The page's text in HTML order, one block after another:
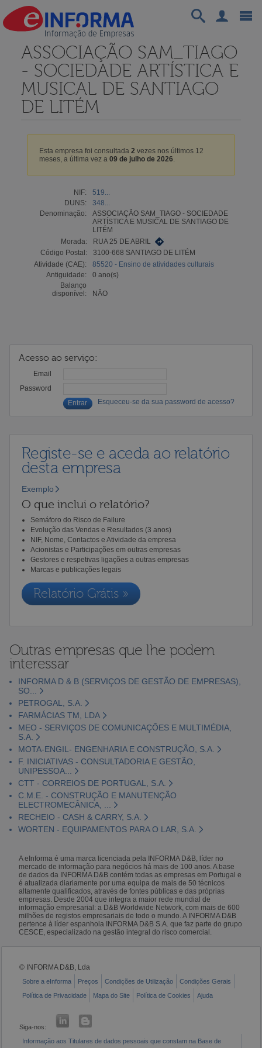
ASSOCIAÇÃO SAM_TIAGO
- SOCIEDADE ARTÍSTICA E
MUSICAL DE SANTIAGO
DE LITÉM
Esta empresa foi consultada 2 vezes nos últimos 12
meses, a última vez a 09 de julho de 2026.
NIF:
519...
DUNS:
348...
Denominação:
ASSOCIAÇÃO SAM_TIAGO - SOCIEDADE
ARTÍSTICA E MUSICAL DE SANTIAGO DE
LITÉM
Morada:
RUA 25 DE ABRIL
Código Postal:
3100-668 SANTIAGO DE LITÉM
Atividade (CAE):
85520 - Ensino de atividades culturais
Antiguidade:
0 ano(s)
Balanço
disponível:
NÃO
Acesso ao serviço:
Email
Password
Esqueceu-se da sua password de acesso?
Registe-se e aceda ao relatório
desta empresa
Exemplo
O que inclui o relatório?
Semáforo do Risco de Failure
Evolução das Vendas e Resultados (3 anos)
NIF, Nome, Contactos e Atividade da empresa
Acionistas e Participações em outras empresas
Gestores e respetivas ligações a outras empresas
Marcas e publicações legais
Relatório Grátis »
Outras empresas que lhe podem
interessar
INFORMA D & B (SERVIÇOS DE GESTÃO DE EMPRESAS),
SO...
PETROGAL, S.A.
FARMÁCIAS TM, LDA
MEO - SERVIÇOS DE COMUNICAÇÕES E MULTIMÉDIA,
S.A.
MOTA-ENGIL- ENGENHARIA E CONSTRUÇÃO, S.A.
F. INICIATIVAS - CONSULTADORIA E GESTÃO,
UNIPESSOA...
CTT - CORREIOS DE PORTUGAL, S.A.
C.M.E. - CONSTRUÇÃO E MANUTENÇÃO
ELECTROMECÂNICA, ...
RECHEIO - CASH & CARRY, S.A.
WORTEN - EQUIPAMENTOS PARA O LAR, S.A.
A eInforma é uma marca licenciada pela INFORMA D&B, líder no
mercado de informação para negócios há mais de 100 anos. A base
de dados da INFORMA D&B contém todas as empresas em Portugal e
é atualizada diariamente por uma equipa de mais de 50 técnicos
altamente qualificados, através de fontes públicas e das próprias
empresas. Desde 2004 que integra a maior rede mundial de
informação empresarial: a D&B Worldwide Network, com mais de 600
milhões de registos empresariais de todo o mundo. A INFORMA D&B
pertence à líder espanhola INFORMA D&B S.A. que faz parte do grupo
CESCE, especializado na gestão integral do risco comercial.
© INFORMA D&B, Lda
Sobre a eInforma Preços Condições de Utilização
Condições Gerais
Política de Privacidade
Mapa do Site Política de Cookies Ajuda
Siga-nos:
Informação aos Titulares de dados pessoais que constam na Base de